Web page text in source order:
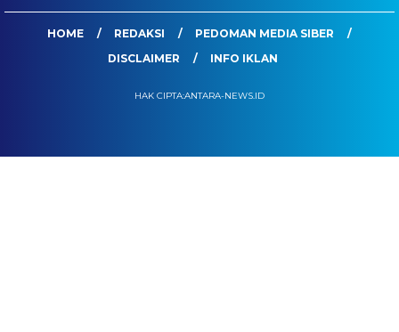
HOME REDAKSI
PEDOMAN MEDIA SIBER
DISCLAIMER
INFO IKLAN
HAK CIPTA:ANTARA-NEWS.ID